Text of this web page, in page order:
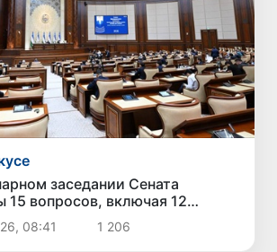
заседании Сената
15 вопросов, включая 12
доклад по
рейтингам
08:41 1 206